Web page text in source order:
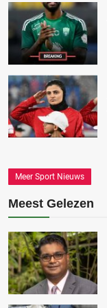
Meer Sport Nieuws
Meest Gelezen